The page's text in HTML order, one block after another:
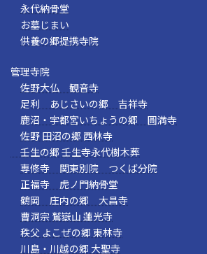
永代納骨堂
お墓じまい
供養の郷提携寺院
管理寺院
佐野大仏 観音寺
足利 あじさいの郷 吉祥寺
鹿沼・宇都宮いちょうの郷 圓満寺
佐野 田沼の郷 西林寺
壬生の郷 壬生寺永代樹木葬
専修寺 関東別院 つくば分院
正福寺 虎ノ門納骨堂
鶴岡 庄内の郷 大昌寺
曹洞宗 鷲嶽山 蓮光寺
秩父 よこぜの郷 東林寺
川島・川越の郷 大聖寺